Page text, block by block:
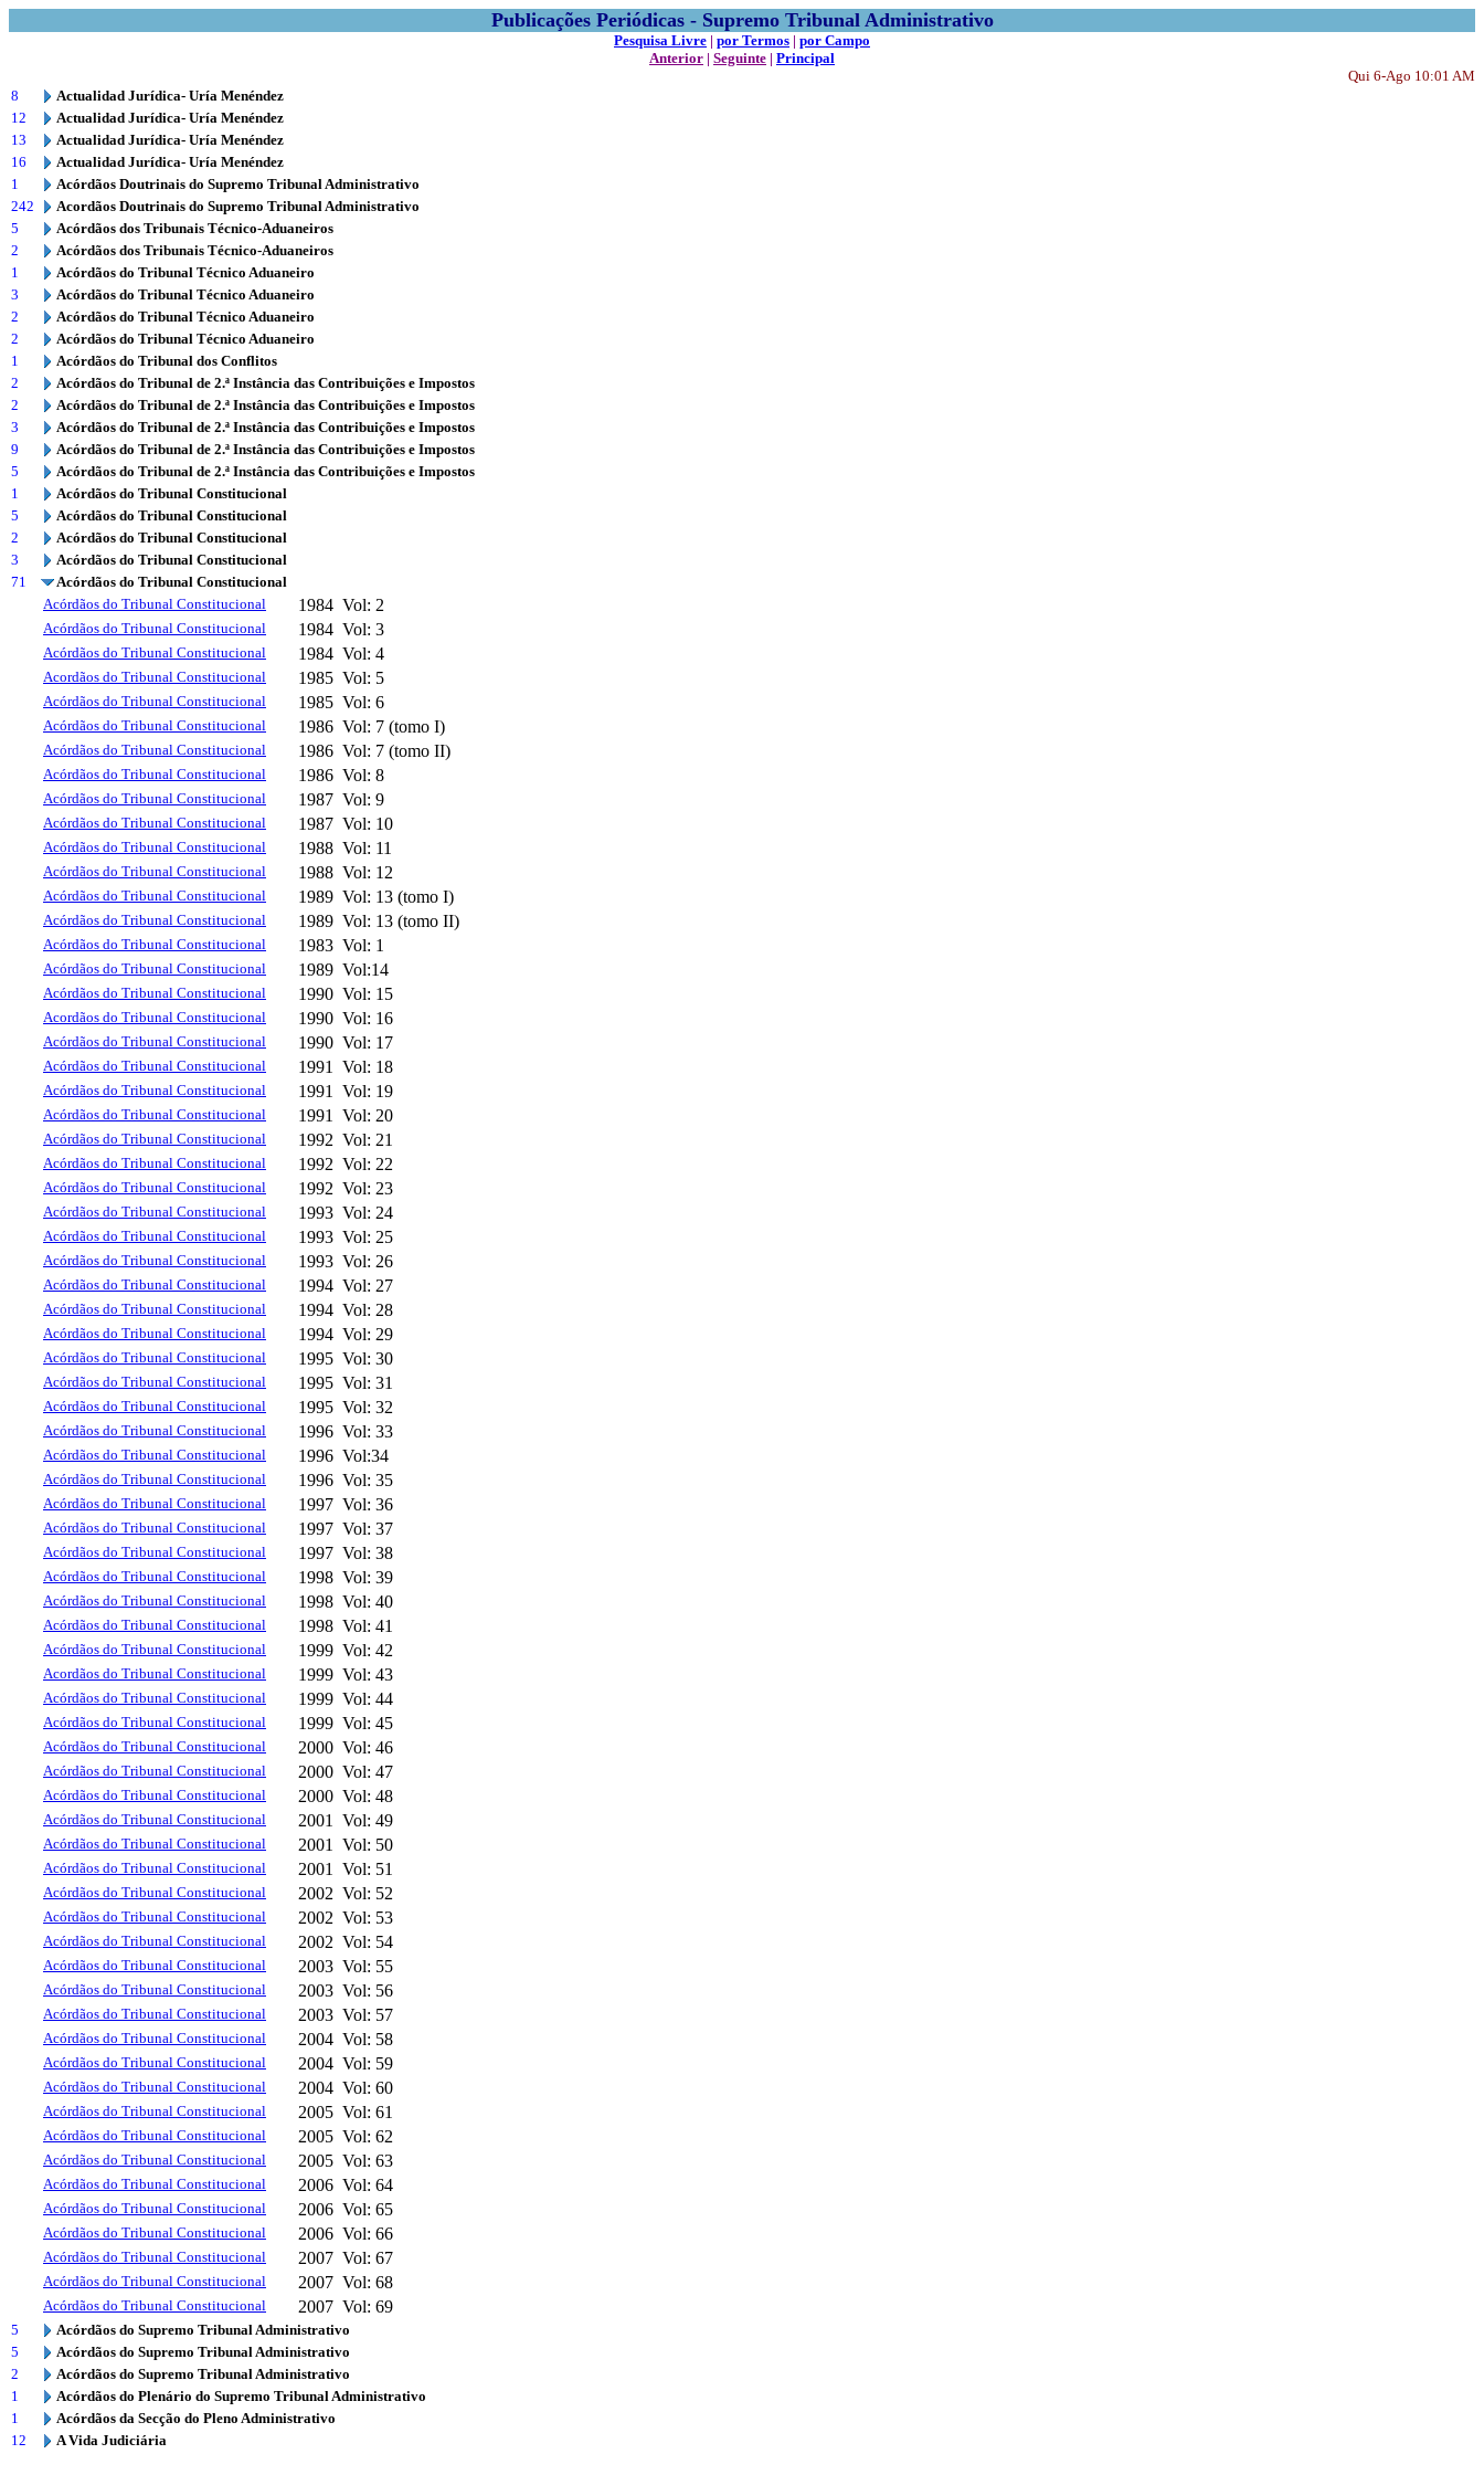
Publicações Periódicas - Supremo Tribunal Administrativo
Pesquisa Livre | por Termos | por Campo
Anterior | Seguinte | Principal
Qui 6-Ago 10:01 AM
8
Actualidad Jurídica- Uría Menéndez
12
Actualidad Jurídica- Uría Menéndez
13
Actualidad Jurídica- Uría Menéndez
16
Actualidad Jurídica- Uría Menéndez
1
Acórdãos Doutrinais do Supremo Tribunal Administrativo
242
Acordãos Doutrinais do Supremo Tribunal Administrativo
5
Acórdãos dos Tribunais Técnico-Aduaneiros
2
Acórdãos dos Tribunais Técnico-Aduaneiros
1
Acórdãos do Tribunal Técnico Aduaneiro
3
Acórdãos do Tribunal Técnico Aduaneiro
2
Acórdãos do Tribunal Técnico Aduaneiro
2
Acórdãos do Tribunal Técnico Aduaneiro
1
Acórdãos do Tribunal dos Conflitos
2
Acórdãos do Tribunal de 2.ª Instância das Contribuições e Impostos
2
Acórdãos do Tribunal de 2.ª Instância das Contribuições e Impostos
3
Acórdãos do Tribunal de 2.ª Instância das Contribuições e Impostos
9
Acórdãos do Tribunal de 2.ª Instância das Contribuições e Impostos
5
Acórdãos do Tribunal de 2.ª Instância das Contribuições e Impostos
1
Acórdãos do Tribunal Constitucional
5
Acórdãos do Tribunal Constitucional
2
Acórdãos do Tribunal Constitucional
3
Acórdãos do Tribunal Constitucional
71
Acórdãos do Tribunal Constitucional
Acórdãos do Tribunal Constitucional
1984 Vol: 2
Acórdãos do Tribunal Constitucional 1984 Vol: 3
Acórdãos do Tribunal Constitucional 1984 Vol: 4
Acordãos do Tribunal Constitucional 1985 Vol: 5
Acórdãos do Tribunal Constitucional 1985 Vol: 6
Acórdãos do Tribunal Constitucional 1986 Vol: 7 (tomo I)
Acórdãos do Tribunal Constitucional 1986 Vol: 7 (tomo II)
Acórdãos do Tribunal Constitucional 1986 Vol: 8
Acórdãos do Tribunal Constitucional 1987 Vol: 9
Acórdãos do Tribunal Constitucional 1987 Vol: 10
Acórdãos do Tribunal Constitucional 1988 Vol: 11
Acórdãos do Tribunal Constitucional 1988 Vol: 12
Acórdãos do Tribunal Constitucional 1989 Vol: 13 (tomo I)
Acórdãos do Tribunal Constitucional 1989 Vol: 13 (tomo II)
Acórdãos do Tribunal Constitucional 1983 Vol: 1
Acórdãos do Tribunal Constitucional 1989 Vol:14
Acórdãos do Tribunal Constitucional 1990 Vol: 15
Acordãos do Tribunal Constitucional 1990 Vol: 16
Acórdãos do Tribunal Constitucional 1990 Vol: 17
Acórdãos do Tribunal Constitucional 1991 Vol: 18
Acórdãos do Tribunal Constitucional 1991 Vol: 19
Acórdãos do Tribunal Constitucional 1991 Vol: 20
Acórdãos do Tribunal Constitucional 1992 Vol: 21
Acórdãos do Tribunal Constitucional 1992 Vol: 22
Acórdãos do Tribunal Constitucional 1992 Vol: 23
Acórdãos do Tribunal Constitucional 1993 Vol: 24
Acórdãos do Tribunal Constitucional 1993 Vol: 25
Acórdãos do Tribunal Constitucional 1993 Vol: 26
Acórdãos do Tribunal Constitucional 1994 Vol: 27
Acórdãos do Tribunal Constitucional 1994 Vol: 28
Acórdãos do Tribunal Constitucional 1994 Vol: 29
Acórdãos do Tribunal Constitucional 1995 Vol: 30
Acórdãos do Tribunal Constitucional 1995 Vol: 31
Acórdãos do Tribunal Constitucional 1995 Vol: 32
Acórdãos do Tribunal Constitucional 1996 Vol: 33
Acórdãos do Tribunal Constitucional 1996 Vol:34
Acórdãos do Tribunal Constitucional 1996 Vol: 35
Acórdãos do Tribunal Constitucional 1997 Vol: 36
Acórdãos do Tribunal Constitucional 1997 Vol: 37
Acórdãos do Tribunal Constitucional 1997 Vol: 38
Acórdãos do Tribunal Constitucional 1998 Vol: 39
Acórdãos do Tribunal Constitucional 1998 Vol: 40
Acórdãos do Tribunal Constitucional 1998 Vol: 41
Acórdãos do Tribunal Constitucional 1999 Vol: 42
Acordãos do Tribunal Constitucional 1999 Vol: 43
Acórdãos do Tribunal Constitucional 1999 Vol: 44
Acórdãos do Tribunal Constitucional 1999 Vol: 45
Acórdãos do Tribunal Constitucional 2000 Vol: 46
Acórdãos do Tribunal Constitucional 2000 Vol: 47
Acórdãos do Tribunal Constitucional 2000 Vol: 48
Acórdãos do Tribunal Constitucional 2001 Vol: 49
Acórdãos do Tribunal Constitucional 2001 Vol: 50
Acórdãos do Tribunal Constitucional 2001 Vol: 51
Acórdãos do Tribunal Constitucional 2002 Vol: 52
Acórdãos do Tribunal Constitucional 2002 Vol: 53
Acórdãos do Tribunal Constitucional 2002 Vol: 54
Acórdãos do Tribunal Constitucional 2003 Vol: 55
Acórdãos do Tribunal Constitucional 2003 Vol: 56
Acórdãos do Tribunal Constitucional 2003 Vol: 57
Acórdãos do Tribunal Constitucional 2004 Vol: 58
Acórdãos do Tribunal Constitucional 2004 Vol: 59
Acórdãos do Tribunal Constitucional 2004 Vol: 60
Acórdãos do Tribunal Constitucional 2005 Vol: 61
Acórdãos do Tribunal Constitucional 2005 Vol: 62
Acórdãos do Tribunal Constitucional 2005 Vol: 63
Acórdãos do Tribunal Constitucional 2006 Vol: 64
Acórdãos do Tribunal Constitucional 2006 Vol: 65
Acórdãos do Tribunal Constitucional 2006 Vol: 66
Acórdãos do Tribunal Constitucional 2007 Vol: 67
Acórdãos do Tribunal Constitucional 2007 Vol: 68
Acórdãos do Tribunal Constitucional 2007 Vol: 69
5
Acórdãos do Supremo Tribunal Administrativo
5
Acórdãos do Supremo Tribunal Administrativo
2
Acórdãos do Supremo Tribunal Administrativo
1
Acórdãos do Plenário do Supremo Tribunal Administrativo
1
Acórdãos da Secção do Pleno Administrativo
12
A Vida Judiciária